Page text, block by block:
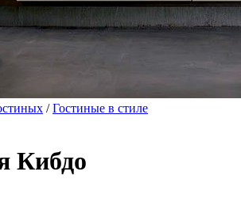
/Гостиные в стиле
Кибдо